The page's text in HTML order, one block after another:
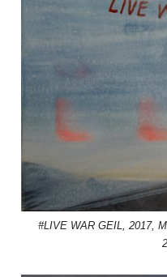
#LIVE WAR GEIL, 2017,